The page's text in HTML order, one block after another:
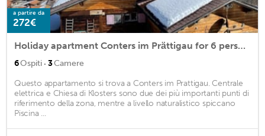
a partire da
272€
Holiday apartment Conters im Prättigau for 6 persons with 3 bedrooms - Holiday house
6Ospiti · 3Camere
Questo appartamento si trova a Conters im Prattigau. Centrale
elettrica e Chiesa di Klosters sono due dei più importanti punti di
riferimento della zona, mentre a livello naturalistico spiccano
Piscina ...